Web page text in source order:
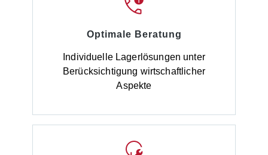
Optimale Beratung
Individuelle Lagerlösungen unter
Berücksichtigung wirtschaftlicher
Aspekte